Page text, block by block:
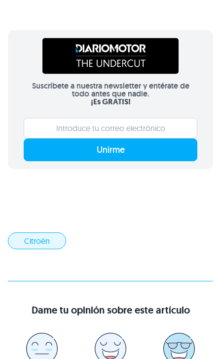
Suscríbete a nuestra newsletter y entérate de
todo antes que nadie.
¡Es GRATIS!
Unirme
Citroën
Dame tu opinión sobre este artículo